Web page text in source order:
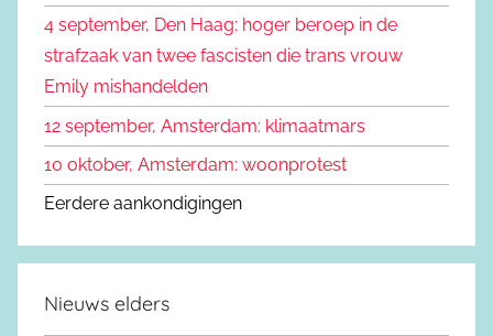
r
:
4 september, Den Haag: hoger beroep in de
strafzaak van twee fascisten die trans vrouw
Emily mishandelden
12 september, Amsterdam: klimaatmars
10 oktober, Amsterdam: woonprotest
Eerdere aankondigingen
Nieuws elders